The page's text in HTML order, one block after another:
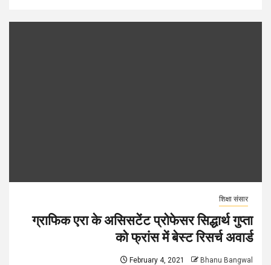
शिक्षा संसार
ग्राफिक एरा के असिसटेंट प्रोफेसर सिद्धार्थ गुप्ता
को फ्रांस में बेस्ट रिसर्च अवार्ड
February 4, 2021 Bhanu Bangwal